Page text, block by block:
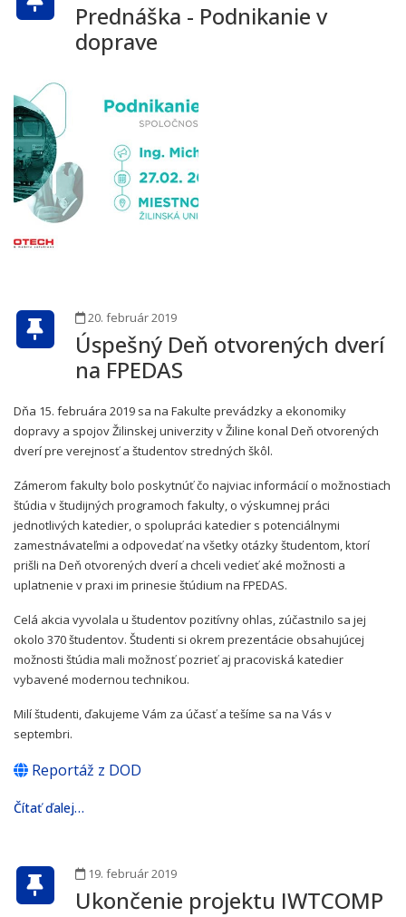
Prednáška - Podnikanie v
doprave
20. február 2019
Úspešný Deň otvorených dverí
na FPEDAS
Dňa 15. februára 2019 sa na Fakulte prevádzky a ekonomiky
dopravy a spojov Žilinskej univerzity v Žiline konal Deň otvorených
dverí pre verejnosť a študentov stredných škôl.
Zámerom fakulty bolo poskytnúť čo najviac informácií o možnostiach
štúdia v študijných programoch fakulty, o výskumnej práci
jednotlivých katedier, o spolupráci katedier s potenciálnymi
zamestnávateľmi a odpovedať na všetky otázky študentom, ktorí
prišli na Deň otvorených dverí a chceli vedieť aké možnosti a
uplatnenie v praxi im prinesie štúdium na FPEDAS.
Celá akcia vyvolala u študentov pozitívny ohlas, zúčastnilo sa jej
okolo 370 študentov. Študenti si okrem prezentácie obsahujúcej
možnosti štúdia mali možnosť pozrieť aj pracoviská katedier
vybavené modernou technikou.
Milí študenti, ďakujeme Vám za účasť a tešíme sa na Vás v
septembri.
Reportáž z DOD
Čítať ďalej…
19. február 2019
Ukončenie projektu IWTCOMP